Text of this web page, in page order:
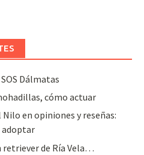
Dálmatas
cómo actuar
Nilo en opiniones y reseñas:
adoptar
retriever de Ría Vela…